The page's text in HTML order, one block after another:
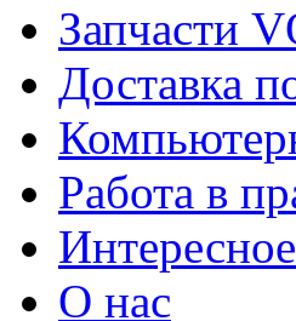
Запчасти
Доставка
Работа в
Интересное
О нас